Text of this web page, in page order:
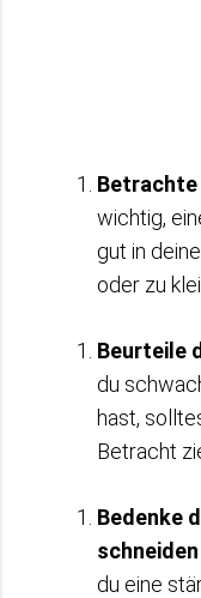
Betrachte
wichtig,
gut in
oder zu
Beurteile
du
hast,
Betracht
Bedenke
du eine